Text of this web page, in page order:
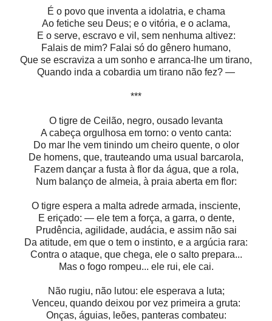
É o povo que inventa a idolatria, e chama
Ao fetiche seu Deus; e o vitória, e o aclama,
E o serve, escravo e vil, sem nenhuma altivez:
Falais de mim? Falai só do gênero humano,
Que se escraviza a um sonho e arranca-lhe um tirano,
Quando inda a cobardia um tirano não fez? —
***
O tigre de Ceilão, negro, ousado levanta
A cabeça orgulhosa em torno: o vento canta:
Do mar lhe vem tinindo um cheiro quente, o olor
De homens, que, trauteando uma usual barcarola,
Fazem dançar a fusta à flor da água, que a rola,
Num balanço de almeia, à praia aberta em flor:
O tigre espera a malta adrede armada, insciente,
E eriçado: — ele tem a força, a garra, o dente,
Prudência, agilidade, audácia, e assim não sai
Da atitude, em que o tem o instinto, e a argúcia rara:
Contra o ataque, que chega, ele o salto prepara...
Mas o fogo rompeu... ele rui, ele cai.
Não rugiu, não lutou: ele esperava a luta;
Venceu, quando deixou por vez primeira a gruta:
Onças, águias, leões, panteras combateu: